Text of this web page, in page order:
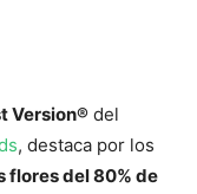
Version® del
, destaca por los
flores del 80% de